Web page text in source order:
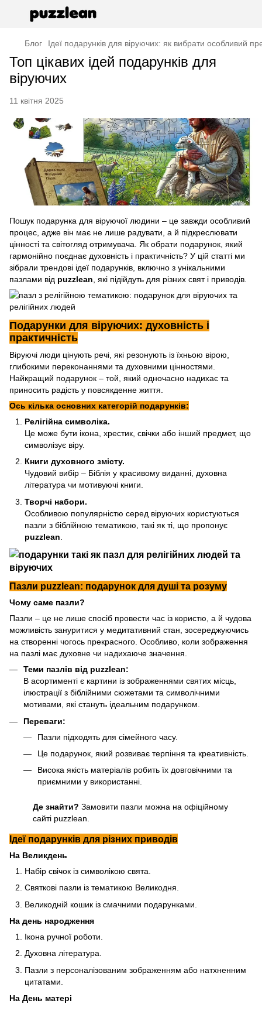
Блог Ідеї подарунків для віруючих: як вибрати особливий
Топ цікавих ідей подарунків для
віруючих
11 квітня 2025
Пошук подарунка для віруючої людини – це завжди особливий
процес, адже він має не лише радувати, а й підкреслювати
цінності та світогляд отримувача. Як обрати подарунок, який
гармонійно поєднає духовність і практичність? У цій статті ми
зібрали трендові ідеї подарунків, включно з унікальними
пазлами від puzzlean, які підійдуть для різних свят і приводів.
Подарунки для віруючих: духовність і
практичність
Віруючі люди цінують речі, які резонують із їхньою вірою,
глибокими переконаннями та духовними цінностями.
Найкращий подарунок – той, який одночасно надихає та
приносить радість у повсякденне життя.
Ось кілька основних категорій подарунків:
Релігійна символіка.
Це може бути ікона, хрестик, свічки або інший предмет, що
символізує віру.
Книги духовного змісту.
Чудовий вибір – Біблія у красивому виданні, духовна
література чи мотивуючі книги.
Творчі набори.
Особливою популярністю серед віруючих користуються
пазли з біблійною тематикою, такі як ті, що пропонує
puzzlean
Пазли puzzlean: подарунок для душі та розуму
Чому саме пазли?
Пазли – це не лише спосіб провести час із користю, а й чудова
можливість зануритися у медитативний стан, зосереджуючись
на створенні чогось прекрасного. Особливо, коли зображення
на пазлі має духовне чи надихаюче значення.
Теми пазлів від puzzlean:
В асортименті є картини із зображеннями святих місць,
ілюстрації з біблійними сюжетами та символічними
мотивами, які стануть ідеальним подарунком.
Переваги:
Пазли підходять для сімейного часу.
Це подарунок, який розвиває терпіння та креативність.
Висока якість матеріалів робить їх довговічними та
приємними у використанні.
Де знайти? Замовити пазли можна на офіційному
сайті puzzlean
Ідеї подарунків для різних приводів
На Великдень
Набір свічок із символікою свята.
Святкові пазли із тематикою Великодня.
Великодній кошик із смачними подарунками.
На день народження
Ікона ручної роботи.
Духовна література.
Пазли з персоналізованим зображенням або натхненним
цитатами.
На День матері